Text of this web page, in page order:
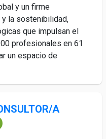
y un firme
la sostenibilidad,
que impulsan el
profesionales en 61
un espacio de
A